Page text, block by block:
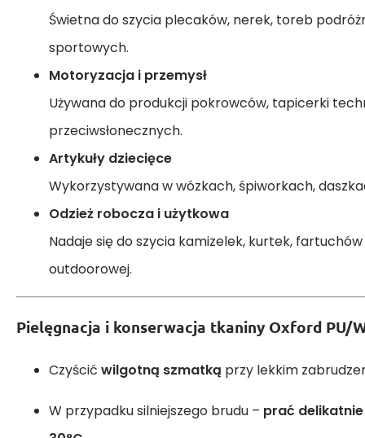
Świetna do szycia plecaków, nerek, toreb
sportowych.
Motoryzacja i przemysł
Używana do produkcji pokrowców, tapicerki
przeciwsłonecznych.
Artykuły dziecięce
Wykorzystywana w wózkach, śpiworkach,
Odzież robocza i użytkowa
Nadaje się do szycia kamizelek, kurtek,
outdoorowej.
Pielęgnacja i konserwacja tkaniny Oxford PU/
Czyścić wilgotną szmatką przy lekkim
W przypadku silniejszego brudu – prać